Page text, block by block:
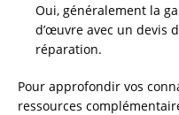
Oui, généralement la
d’œuvre avec un devis
réparation.
Pour approfondir vos
ressources